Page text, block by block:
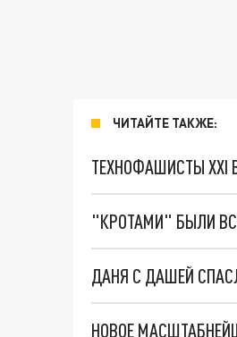
ЧИТАЙТЕ ТАКЖЕ:
ТЕХНОФАШИСТЫ XXI
"КРОТАМИ" БЫЛИ
ДАНЯ С ДАШЕЙ